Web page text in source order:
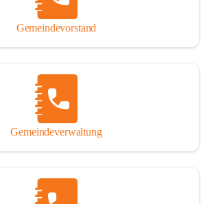
Gemeindevorstand
Gemeindeverwaltung